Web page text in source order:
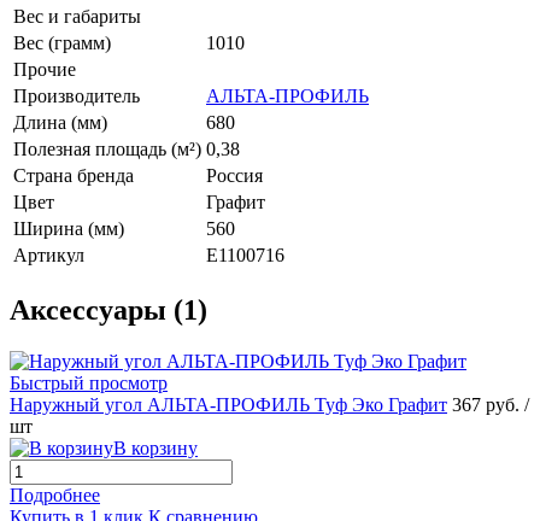
Вес и габариты
Вес (грамм)
1010
Прочие
Производитель
АЛЬТА-ПРОФИЛЬ
Длина (мм)
680
Полезная площадь (м²) 0,38
Страна бренда
Россия
Цвет
Графит
Ширина (мм)
560
Артикул
E1100716
Аксессуары (1)
Быстрый просмотр
Наружный угол АЛЬТА-ПРОФИЛЬ Туф Эко Графит 367 руб. /
шт
В корзину
Подробнее
Купить в 1 клик К сравнению